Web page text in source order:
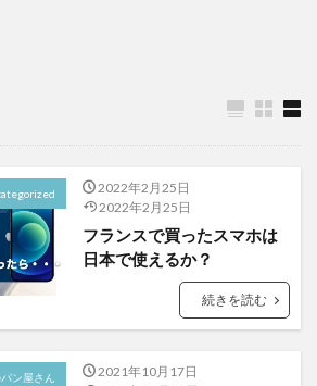
2022年2月25日
2022年2月25日
フランスで買ったスマホは
日本で使えるか？
続きを読む
ン屋さん
2021年10月17日